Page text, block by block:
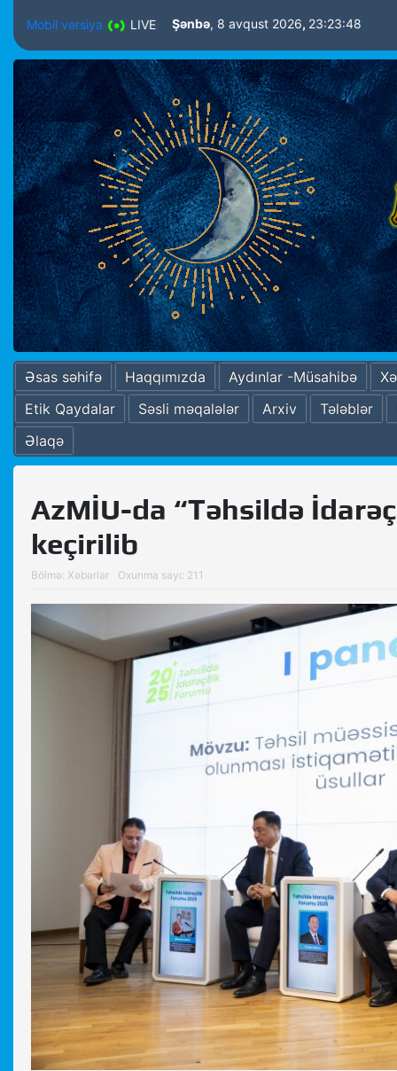
Mobil versiya LIVE Şənbə, 8 avqust 2026, 23:23:49
Əsas səhifə Haqqımızda Aydınlar -Müsahibə
Etik Qaydalar
Səsli məqalələr Arxiv Tələblər
Əlaqə
AzMİU-da “Təhsildə
keçirilib
Bölmə: Xəbərlər Oxunma sayı: 211